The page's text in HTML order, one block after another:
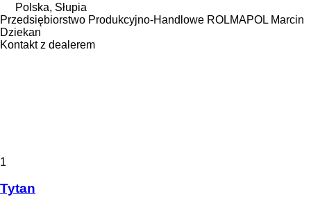
Polska, Słupia
Przedsiębiorstwo Produkcyjno-Handlowe ROLMAPOL Marcin
Dziekan
Kontakt z dealerem
1
Tytan